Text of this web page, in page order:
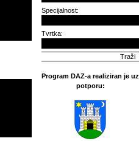
Specijalnost:
Tvrtka:
Program DAZ-a realiziran je uz
potporu: